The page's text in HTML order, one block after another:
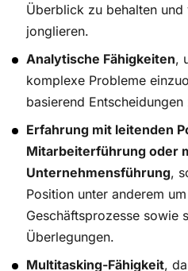
Überblick zu behalten
jonglieren.
Analytische Fähigkeiten,
komplexe Probleme
basierend
Erfahrung mit leitenden
Mitarbeiterführung oder
Unternehmensführung,
Position unter anderem
Geschäftsprozesse sowie
Überlegungen.
Multitasking-Fähigkeit,